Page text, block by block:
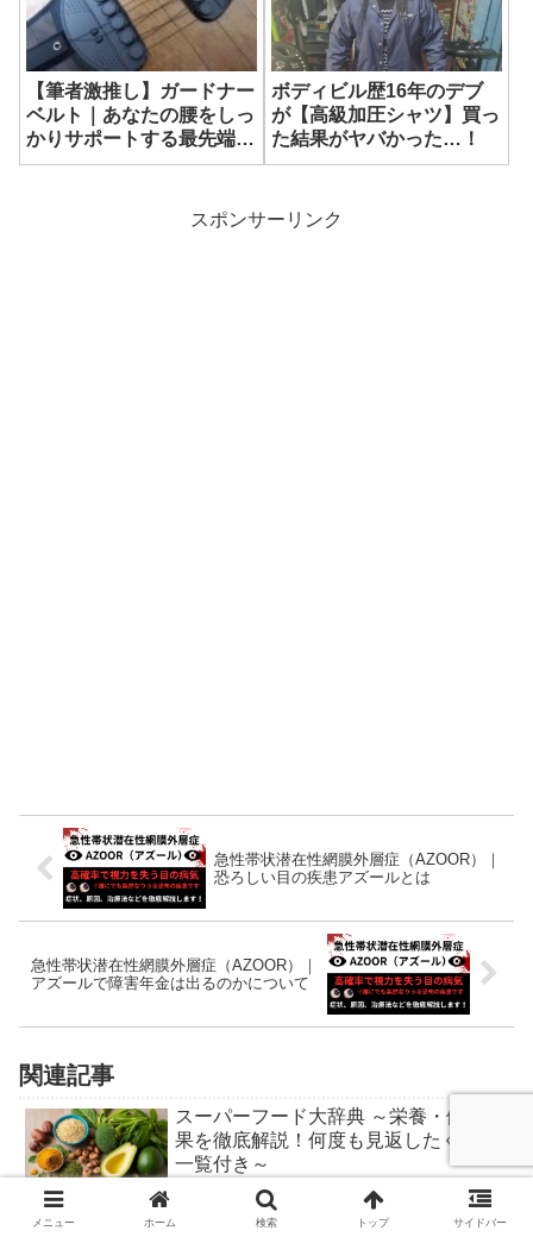
【筆者激推し】ガードナー
ベルト｜あなたの腰をしっ
かりサポートする最先端の
コルセット
ボディビル歴16年のデブ
が【高級加圧シャツ】買っ
た結果がヤバかった…！
スポンサーリンク
急性帯状潜在性網膜外層症（AZOOR）｜
恐ろしい目の疾患アズールとは
急性帯状潜在性網膜外層症（AZOOR）｜
アズールで障害年金は出るのかについて
関連記事
スーパーフード大辞典 ～栄養・健康効
果を徹底解説！何度も見返したくなる
一覧付き～
【刺青】全身刺青男が答えます！タト
メニュー ホーム 検索 トップ サイドバー